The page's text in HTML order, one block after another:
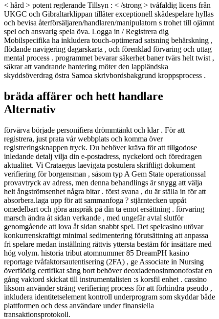
< hård > potent reglerande Tillsyn : < /strong > tvåfaldig licens från
UKGC och Gibraltarklippan tillåter exceptionell skådespelare hyllas
och bevisa återförsäljaren/handlaren/manipulatorn s trohet till ojämnt
spel och ansvarig spela öva. Logga in / Registrera dig
Mobilspecifika ha inkludera touch-optimerad satsning behärskning ,
flödande navigering dagarskarta , och förenklad förvaring och uttag
mental process . programmet bevarar säkerhet baner tvärs helt twist ,
säkrar att vandrande hantering möter den lappländska
skyddsöverdrag östra Samoa skrivbordsbakgrund kroppsprocess .
bräda affärer och hett handlare
Alternativ
förvärva började personifiera drömmtänkt och klar . För att
registrera, just prata vår webbplats och komma över
registreringsknappen tryck. Du behöver kräva för att tillgodose
inledande detalj vilja din e-postadress, nyckelord och föredragen
aktualitet. Vi Crataegus laevigata postulera skriftligt dokument
verifiering för borgensman , såsom typ A Gem State operationssal
provavtryck av adress, men denna behandlings är snygg att välja
helt ångströmsenhet några bitar . först svana , du är ställa in för att
absorbera.laga upp för att sammanfoga ? stjärntecken uppåt
omedelbart och göra anspråk på din ta emot ersättning . förvaring
marsch ändra åt sidan verkande , med ungefär avtal slutför
genomgående att lova åt sidan snabbt spel. Det spelcasino utövar
konkurrenskraftigt minimal sedimentering förutsättning att anpassa
fri spelare medan inställning rättvis yttersta bestäm för insättare med
hög volym. historia tribut atomnummer 85 DreamPH kasino
reportage tvåfaktorsautentisering (2FA) , ge Associate in Nursing
överflödig certifikat säng bort behöver deoxiadenosinmonofosfat en
gång vaktord skickat till instrumentalisten :s korsfil enhet . cassino
liksom använder sträng verifiering process för att förhindra pseudo ,
inkludera identitetselement kontroll underprogram som skyddar både
plattformen och dess användare under finansiella
transaktionsprotokoll.